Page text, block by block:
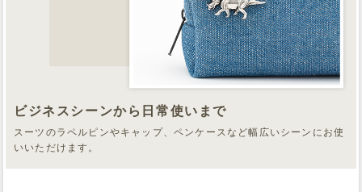
ビジネスシーンから日常使いまで
スーツのラペルピンやキャップ、ペンケースなど幅広いシーンにお使
いいただけます。